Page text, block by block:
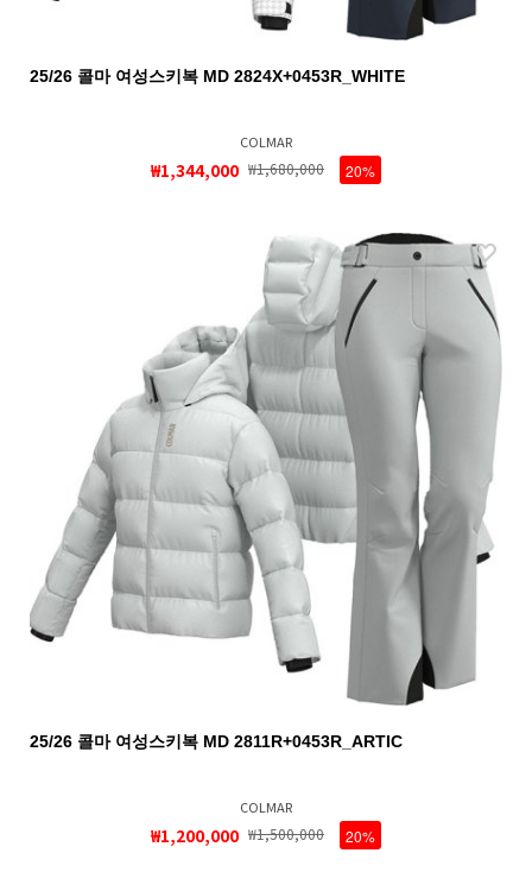
25/26 콜마 여성스키복 MD 2824X+0453R_WHITE
COLMAR
₩1,344,000 ₩1,680,000 20%
25/26 콜마 여성스키복 MD 2811R+0453R_ARTIC
COLMAR
₩1,200,000 ₩1,500,000 20%